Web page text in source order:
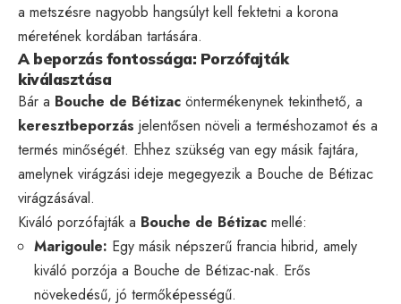
a metszésre nagyobb hangsúlyt kell fektetni a korona
méretének kordában tartására.
A beporzás fontossága: Porzófajták
kiválasztása
Bár a Bouche de Bétizac öntermékenynek tekinthető, a
keresztbeporzás jelentősen növeli a terméshozamot és a
termés minőségét. Ehhez szükség van egy másik fajtára,
amelynek virágzási ideje megegyezik a Bouche de Bétizac
virágzásával.
Kiváló porzófajták a Bouche de Bétizac mellé:
Marigoule: Egy másik népszerű francia hibrid, amely
kiváló porzója a Bouche de Bétizac-nak. Erős
növekedésű, jó termőképességű.